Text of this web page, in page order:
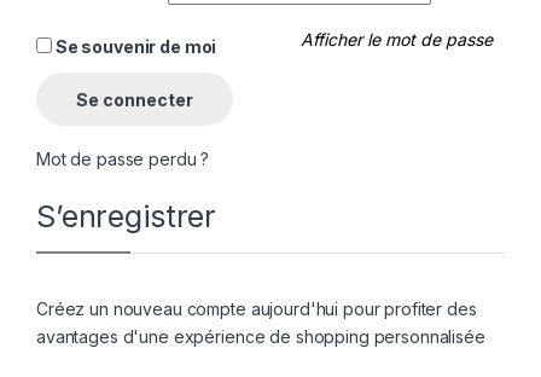
Afficher le mot de passe
Se souvenir de moi
Se connecter
Mot de passe perdu ?
S’enregistrer
Créez un nouveau compte aujourd'hui pour profiter des
avantages d'une expérience de shopping personnalisée